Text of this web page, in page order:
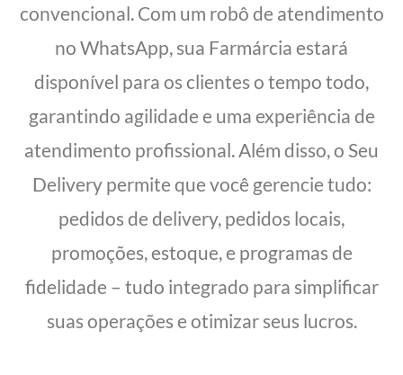
convencional. Com um robô de atendimento
no WhatsApp, sua Farmárcia estará
disponível para os clientes o tempo todo,
garantindo agilidade e uma experiência de
atendimento profissional. Além disso, o Seu
Delivery permite que você gerencie tudo:
pedidos de delivery, pedidos locais,
promoções, estoque, e programas de
fidelidade – tudo integrado para simplificar
suas operações e otimizar seus lucros.